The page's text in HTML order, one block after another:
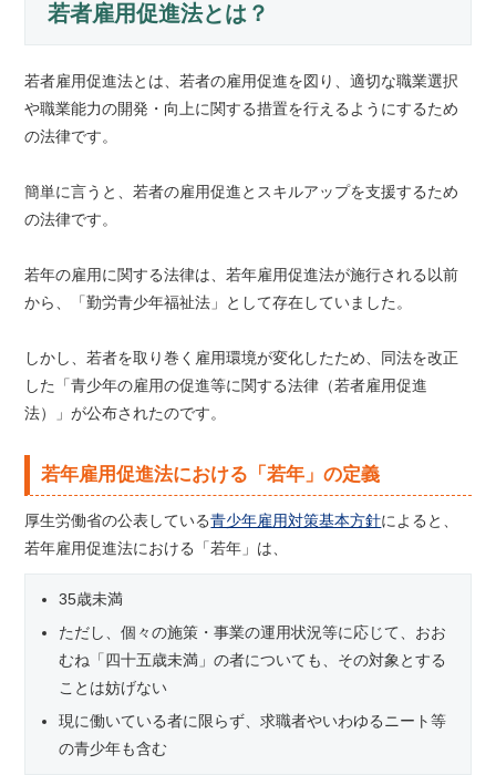
若者雇用促進法とは？
若者雇用促進法とは、若者の雇用促進を図り、適切な職業選択
や職業能力の開発・向上に関する措置を行えるようにするため
の法律です。
簡単に言うと、若者の雇用促進とスキルアップを支援するため
の法律です。
若年の雇用に関する法律は、若年雇用促進法が施行される以前
から、「勤労青少年福祉法」として存在していました。
しかし、若者を取り巻く雇用環境が変化したため、同法を改正
した「青少年の雇用の促進等に関する法律（若者雇用促進
法）」が公布されたのです。
若年雇用促進法における「若年」の定義
厚生労働省の公表している青少年雇用対策基本方針によると、
若年雇用促進法における「若年」は、
35歳未満
ただし、個々の施策・事業の運用状況等に応じて、おお
むね「四十五歳未満」の者についても、その対象とする
ことは妨げない
現に働いている者に限らず、求職者やいわゆるニート等
の青少年も含む